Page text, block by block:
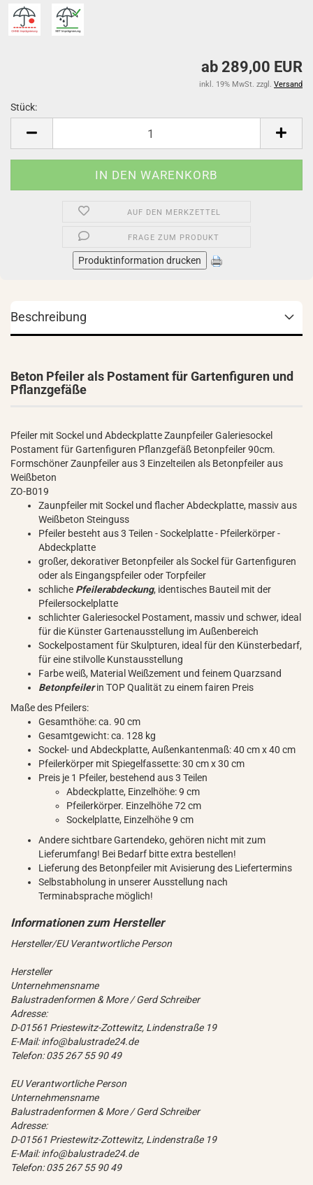
ab 289,00 EUR
inkl. 19% MwSt. zzgl. Versand
Stück:
AUF DEN MERKZETTEL
FRAGE ZUM PRODUKT
Produktinformation drucken
Beschreibung
Beton Pfeiler als Postament für Gartenfiguren und
Pflanzgefäße
Pfeiler mit Sockel und Abdeckplatte Zaunpfeiler Galeriesockel
Postament für Gartenfiguren Pflanzgefäß Betonpfeiler 90cm.
Formschöner Zaunpfeiler aus 3 Einzelteilen als Betonpfeiler aus
Weißbeton
ZO-B019
Zaunpfeiler mit Sockel und flacher Abdeckplatte, massiv aus
Weißbeton Steinguss
Pfeiler besteht aus 3 Teilen - Sockelplatte - Pfeilerkörper -
Abdeckplatte
großer, dekorativer Betonpfeiler als Sockel für Gartenfiguren
oder als Eingangspfeiler oder Torpfeiler
schliche Pfeilerabdeckung, identisches Bauteil mit der
Pfeilersockelplatte
schlichter Galeriesockel Postament, massiv und schwer, ideal
für die Künster Gartenausstellung im Außenbereich
Sockelpostament für Skulpturen, ideal für den Künsterbedarf,
für eine stilvolle Kunstausstellung
Farbe weiß, Material Weißzement und feinem Quarzsand
Betonpfeilerin TOP Qualität zu einem fairen Preis
Maße des Pfeilers:
Gesamthöhe: ca. 90 cm
Gesamtgewicht: ca. 128 kg
Sockel- und Abdeckplatte, Außenkantenmaß: 40 cm x 40 cm
Pfeilerkörper mit Spiegelfassette: 30 cm x 30 cm
Preis je 1 Pfeiler, bestehend aus 3 Teilen
Abdeckplatte, Einzelhöhe: 9 cm
Pfeilerkörper. Einzelhöhe 72 cm
Sockelplatte, Einzelhöhe 9 cm
Andere sichtbare Gartendeko, gehören nicht mit zum
Lieferumfang! Bei Bedarf bitte extra bestellen!
Lieferung des Betonpfeiler mit Avisierung des Liefertermins
Selbstabholung in unserer Ausstellung nach
Terminabsprache möglich!
Hersteller/EU Verantwortliche Person
Hersteller
Unternehmensname
Balustradenformen & More / Gerd Schreiber
Adresse:
D-01561 Priestewitz-Zottewitz, Lindenstraße 19
E-Mail: info@balustrade24.de
Telefon: 035 267 55 90 49
EU Verantwortliche Person
Unternehmensname
Balustradenformen & More / Gerd Schreiber
Adresse:
D-01561 Priestewitz-Zottewitz, Lindenstraße 19
E-Mail: info@balustrade24.de
Telefon: 035 267 55 90 49